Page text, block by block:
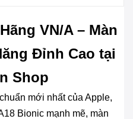
VN/A – Màn
Đỉnh Cao tại
Shop
mới nhất của Apple,
Bionic mạnh mẽ, màn